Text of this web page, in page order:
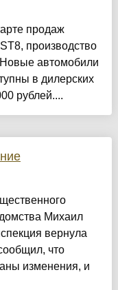
продаж
производство
автомобили
в дилерских
рублей....
Михаил
вернула
что
изменения, и